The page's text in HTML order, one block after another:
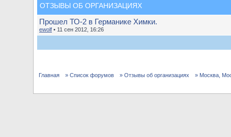
ОТЗЫВЫ ОБ ОРГАНИЗАЦИЯХ
Прошел ТО-2 в Германике Химки.
ewolf • 11 сен 2012, 16:26
Главная » Список форумов » Отзывы об организациях » Москва,